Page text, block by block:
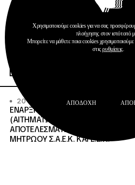
Ανακοινώσεις
20 · 07 · 2026
ΕΝΑΡΞΗ ΔΙΑΔΙΚΑΣΙΑΣ ΥΠΟΒΟΛΗΣ
(ΑΙΤΗΜΑΤΩΝ ΕΠΑΝΕΛΕΓΧΟΥ) ΕΠΙ
ΑΠΟΤΕΛΕΣΜΑΤΩΝ ΤΟΥ
ΜΗΤΡΩΟΥ Σ.Α.Ε.Κ. ΚΑΙ Ε.Σ.Κ.»
Χρησιμοποιούμε cookies για να σας
πλοήγησης στον ιστότοπό
Μπορείτε να μάθετε ποια cookies
στιςρυθμίσεις.
ΑΠΟΔΟΧΉ